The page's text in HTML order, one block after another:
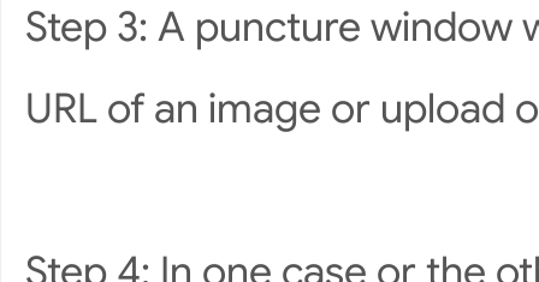
Step 3: A puncture window
URL of an image or upload